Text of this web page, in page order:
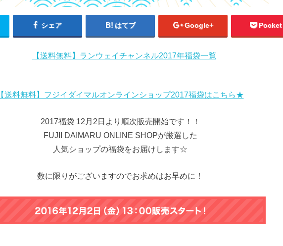
シェア はてブ Google+ Pocket
【送料無料】フジイダイマルオンラインショップ2017福袋はこちら★
2017福袋 12月2日より順次販売開始です！！
FUJII DAIMARU ONLINE SHOPが厳選した
人気ショップの福袋をお届けします☆
数に限りがございますのでお求めはお早めに！